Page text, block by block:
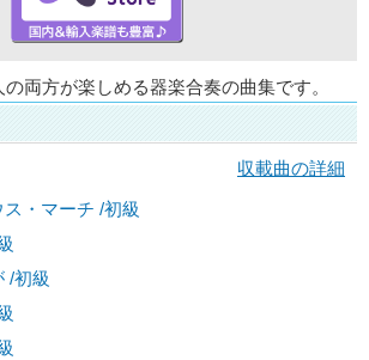
両方が楽しめる器楽合奏の曲集です。
収載曲の詳細
・マーチ /初級
/初級